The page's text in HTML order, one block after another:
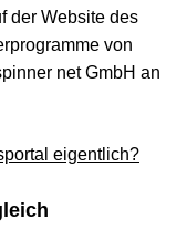
der Website des
von
net GmbH an
eigentlich?